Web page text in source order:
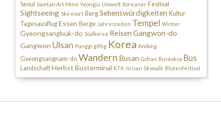
Seoul Samtan Art Mine Yeongju Umwelt Koreaner Festival
Sightseeing Skiresort Berg Sehenswürdigkeiten Kultur
Tagesausflug Essen Berge Jahreszeiten Tempel Winter
Gyeongsangbuk-do Südkorea Reisen Gangwon-do
Gangwon Ulsan Punggi giftig Korea Andong
Gyeongsangnam-do Wandern Busan Gohan Buseoksa Bus
Landschaft Herbst Busterminal KTX Jirisan Skywalk Blütenfestival